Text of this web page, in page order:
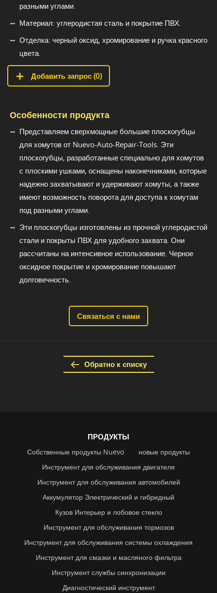
разными углами.
Материал: углеродистая сталь и покрытие ПВХ.
Отделка: черный оксид, хромирование и ручка красного
цвета.
Добавить запрос (0)
Особенности продукта
Представляем сверхмощные большие плоскогубцы
для хомутов от Nuevo-Auto-Repair-Tools. Эти
плоскогубцы, разработанные специально для хомутов
с плоскими ушками, оснащены наконечниками, которые
надежно захватывают и удерживают хомуты, а также
имеют возможность поворота для доступа к хомутам
под разными углами.
Эти плоскогубцы изготовлены из прочной углеродистой
стали и покрыты ПВХ для удобного захвата. Они
рассчитаны на интенсивное использование. Черное
оксидное покрытие и хромирование повышают
долговечность.
Связаться с нами
Обратно к списку
ПРОДУКТЫ
Собственные продукты Nuevo
новые продукты
Инструмент для обслуживания двигателя
Инструмент для обслуживания автомобилей
Аккумулятор Электрический и гибридный
Кузов Интерьер и лобовое стекло
Инструмент для обслуживания тормозов
Инструмент для обслуживания системы охлаждения
Инструмент для смазки и масляного фильтра
Инструмент службы синхронизации
Диагностический инструмент